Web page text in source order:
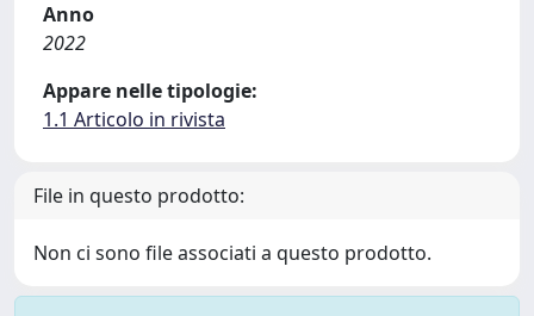
Anno
2022
Appare nelle tipologie:
1.1 Articolo in rivista
File in questo prodotto:
Non ci sono file associati a questo prodotto.